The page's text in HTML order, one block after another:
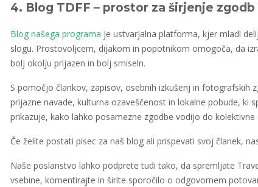
4. Blog TDFF – prostor za širjenje
Blog našega programa je ustvarjalna platforma, kjer mladi
slogu. Prostovoljcem, dijakom in popotnikom omogoča, da
bolj okolju prijazen in bolj smiseln.
S pomočjo člankov, zapisov, osebnih izkušenj in
prijazne navade, kulturna ozaveščenost in lokalne pobude, ki
prikazuje, kako lahko posamezne zgodbe vodijo do kolektivne
Če želite postati pisec za naš blog ali prispevati svoj članek,
Naše poslanstvo lahko podprete tudi tako, da spremljate
vsebine, komentirajte in širite sporočilo o odgovornem